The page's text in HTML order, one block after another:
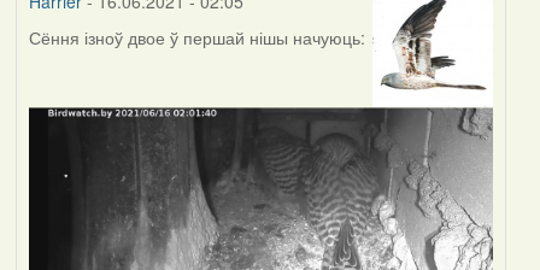
Сёння ізноў двое ў першай нішы начуюць: